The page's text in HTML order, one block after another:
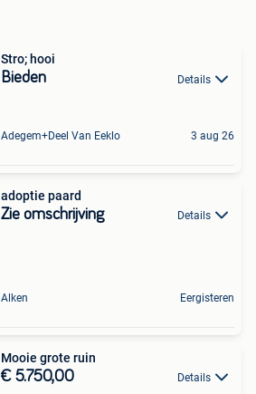
Stro; hooi
Bieden Details
Adegem+Deel Van Eeklo 3 aug 26
adoptie paard
Zie omschrijving Details
Alken Eergisteren
Mooie grote ruin
€ 5.750,00 Details